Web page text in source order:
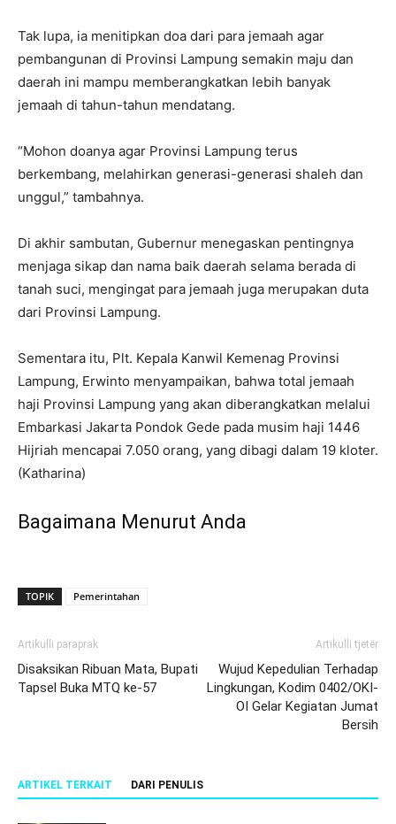
Tak lupa, ia menitipkan doa dari para jemaah agar
pembangunan di Provinsi Lampung semakin maju dan
daerah ini mampu memberangkatkan lebih banyak
jemaah di tahun-tahun mendatang.
“Mohon doanya agar Provinsi Lampung terus
berkembang, melahirkan generasi-generasi shaleh dan
unggul,” tambahnya.
Di akhir sambutan, Gubernur menegaskan pentingnya
menjaga sikap dan nama baik daerah selama berada di
tanah suci, mengingat para jemaah juga merupakan duta
dari Provinsi Lampung.
Sementara itu, Plt. Kepala Kanwil Kemenag Provinsi
Lampung, Erwinto menyampaikan, bahwa total jemaah
haji Provinsi Lampung yang akan diberangkatkan melalui
Embarkasi Jakarta Pondok Gede pada musim haji 1446
Hijriah mencapai 7.050 orang, yang dibagi dalam 19 kloter.
(Katharina)
Bagaimana Menurut Anda
TOPIK Pemerintahan
Artikulli paraprak
Disaksikan Ribuan Mata, Bupati
Tapsel Buka MTQ ke-57
Artikulli tjetër
Wujud Kepedulian Terhadap
Lingkungan, Kodim 0402/OKI-
OI Gelar Kegiatan Jumat
Bersih
ARTIKEL TERKAIT DARI PENULIS